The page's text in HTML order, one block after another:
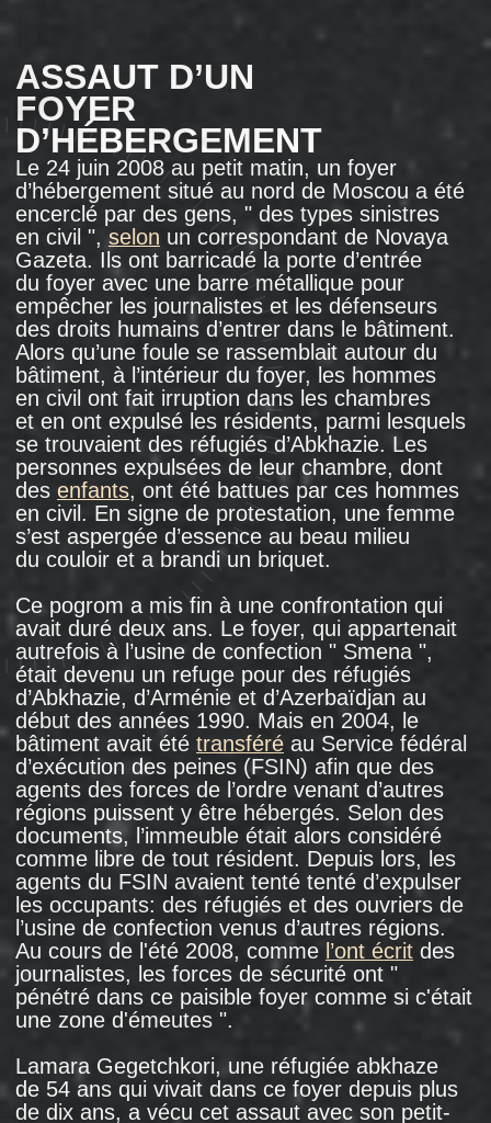
sa famille n’avait presque rien, juste un terrain
dans le village où vivaient les parents de son
mari. Ils y ont construit une petite maison
en bois et y ont vécu les premières années.
Son fils, raconte Lamara, lui a alors dit qu’il
ne retournerait plus jamais en Russie. Il avait
passé son enfance en Abkhazie dans la peur
des bombardements et ne voulait pas que son
fils passe son enfance en Russie dans la peur
des persécutions.
Dans une auberge sur Yasnym Projezda
à Moscou, où vivent encore des réfugiés
d’Abkhazie. Photo : Alexander Fedorov, 2017.
De nombreux réfugiés abkhazes expulsés
ou contraints de quitter la Russie au milieu des
années 2000 ont connu des moments encore
plus difficiles. Ils ne pouvaient pasretourner
en Abkhazie et n’avaient pas de logement en
Géorgie. Des défenseurs des droits humains
de l’organisation Human Rights Watchont
évoqué le casde Dato, un étudiant de 20 ans
dont la famille a déménagé en Géorgie
pendant la guerre en Abkhazie, puis en Russie
à la fin des années 1990. Peu avant le début
de l’expulsion des Géorgiens, la police des
frontières a refusé de le laisser entrer
en Russie, où il revenait d’un voyage. Il s’est
retrouvé séparé de sa famille et a été contraint
de rester à Zougdidi: " Je n’ai pas
de ressources, pas de logement, je ne fais pas
d'études. Je suis un étranger partout ici ".
Khatouna Dzadzamia, une étudiante qui
a quitté l’Abkhazie pour Moscou avec
sa famille en 1993 et qui a été expulsée vers
la Russie par un tribunal au cours
de la campagne anti-géorgienne, s’est
retrouvée dans la même situation. À Tbilissi,
après son expulsion, elle a dû vivre chez l’un
Les proches de Manana Djabelia, décédée
dans un centre de détention spécial, se sont
eux aussi installés à Tbilissi. La Géorgie leur
« UN RÉFUGIÉ
RESTERA UN RÉFUGIÉ
JUSQU’À SA MORT »